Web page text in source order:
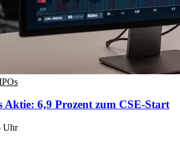
Aktie: 6,9 Prozent zum CSE-Start
Uhr